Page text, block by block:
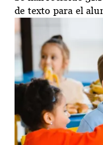
de texto para el